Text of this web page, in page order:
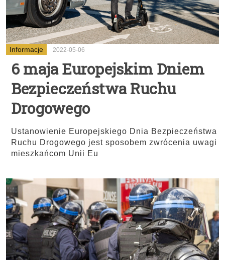
Informacje 2022-05-06
6 maja Europejskim Dniem
Bezpieczeństwa Ruchu
Drogowego
Ustanowienie Europejskiego Dnia Bezpieczeństwa
Ruchu Drogowego jest sposobem zwrócenia uwagi
mieszkańcom Unii Eu